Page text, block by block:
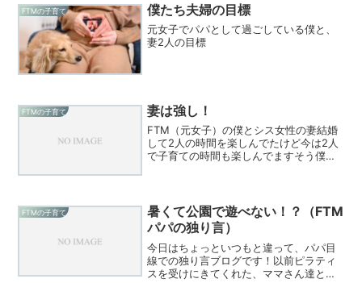
FTMの子育て 僕たち夫婦の目標
元女子でパパとして過ごしている僕と、
妻2人の目標
FTMの子育て 妻は強し！
FTM（元女子）の僕とシス女性の妻結婚
して2人の時間を楽しんでたけど今は2人
で子育ての時間も楽しんでますそう僕は
た当初”なんでマキさ...
FTMの子育て
暑くて公園で遊べない！？（FTM
パパの独り言）
今日はちょっといつもと違って、パパ目
線での独り言ブログです！以前ピラティ
スを受けにきてくれた、ママさん達とお